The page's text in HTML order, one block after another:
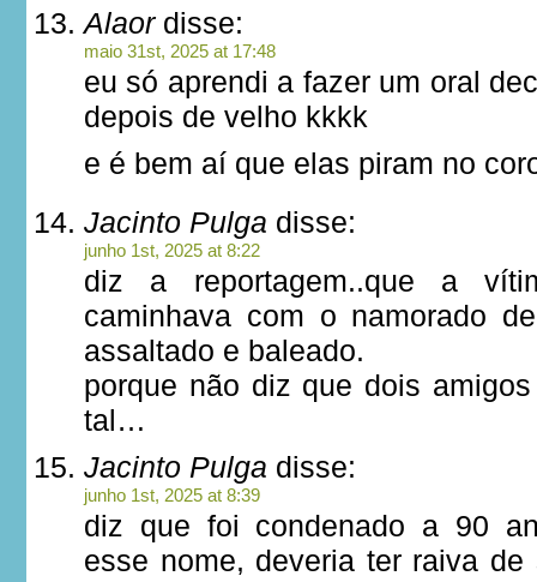
Alaordisse:
maio 31st, 2025 at 17:48
eu só aprendi a fazer um oral
depois de velho kkkk
e é bem aí que elas piram no
Jacinto Pulga disse:
junho 1st, 2025 at 8:22
diz a reportagem..que a
caminhava com o namorado
assaltado e baleado.
porque não diz que dois
tal…
Jacinto Pulga disse:
junho 1st, 2025 at 8:39
diz que foi condenado a 90
esse nome, deveria ter raiva